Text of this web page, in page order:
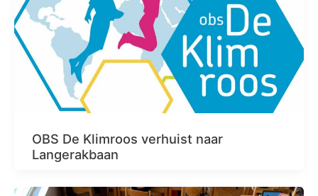
OBS De Klimroos verhuist naar
Langerakbaan